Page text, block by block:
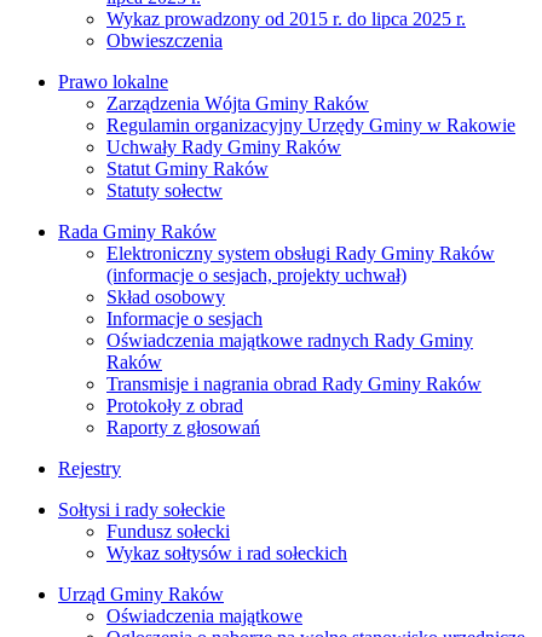
Wykaz prowadzony od 2015 r. do lipca 2025 r.
Obwieszczenia
Prawo lokalne
Zarządzenia Wójta Gminy Raków
Regulamin organizacyjny Urzędy Gminy w Rakowie
Uchwały Rady Gminy Raków
Statut Gminy Raków
Statuty sołectw
Rada Gminy Raków
Elektroniczny system obsługi Rady Gminy Raków
(informacje o sesjach, projekty uchwał)
Skład osobowy
Informacje o sesjach
Oświadczenia majątkowe radnych Rady Gminy
Raków
Transmisje i nagrania obrad Rady Gminy Raków
Protokoły z obrad
Raporty z głosowań
Rejestry
Sołtysi i rady sołeckie
Fundusz sołecki
Wykaz sołtysów i rad sołeckich
Urząd Gminy Raków
Oświadczenia majątkowe